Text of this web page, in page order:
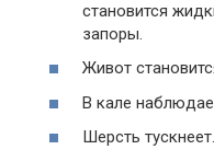
становится
запоры.
Живот
В кале
Шерсть тускнеет.